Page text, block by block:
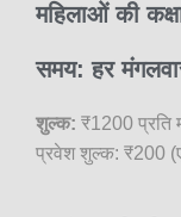
महिलाओं की
समय: हर
शुल्क: ₹1200 प्रति
प्रवेश शुल्क: ₹200